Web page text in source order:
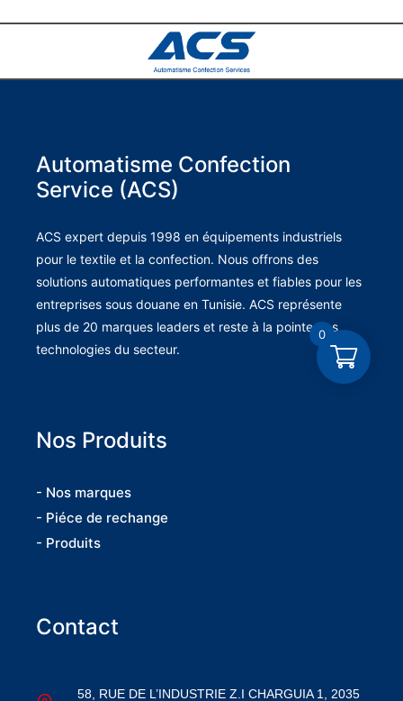
Automatisme Confection
Service (ACS)
ACS expert depuis 1998 en équipements industriels
pour le textile et la confection. Nous offrons des
solutions automatiques performantes et fiables pour les
entreprises sous douane en Tunisie. ACS représente
plus de 20 marques leaders et reste à la pointe des
technologies du secteur.
Nos Produits
- Nos marques
- Piéce de rechange
- Produits
Contact
58, RUE DE L’INDUSTRIE Z.I CHARGUIA 1, 2035
0